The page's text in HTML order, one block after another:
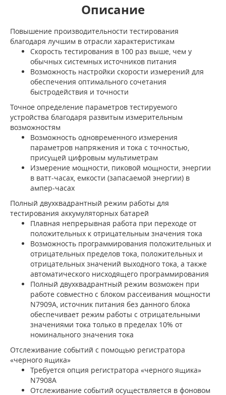
Описание
Повышение производительности тестирования
благодаря лучшим в отрасли характеристикам
Скорость тестирования в 100 раз выше, чем у
обычных системных источников питания
Возможность настройки скорости измерений для
обеспечения оптимального сочетания
быстродействия и точности
Точное определение параметров тестируемого
устройства благодаря развитым измерительным
возможностям
Возможность одновременного измерения
параметров напряжения и тока с точностью,
присущей цифровым мультиметрам
Измерение мощности, пиковой мощности, энергии
в ватт-часах, емкости (запасаемой энергии) в
ампер-часах
Полный двухквадрантный режим работы для
тестирования аккумуляторных батарей
Плавная непрерывная работа при переходе от
положительных к отрицательным значения тока
Возможность программирования положительных и
отрицательных пределов тока, положительных и
отрицательных значений выходного тока, а также
автоматического нисходящего программирования
Полный двухквадрантный режим возможен при
работе совместно с блоком рассеивания мощности
N7909A, источник питания без данного блока
обеспечивает режим работы с отрицательными
значениями тока только в пределах 10% от
номинального значения тока
Отслеживание событий с помощью регистратора
«черного ящика»
Требуется опция регистратора «черного ящика»
N7908A
Отслеживание событий осуществляется в фоновом